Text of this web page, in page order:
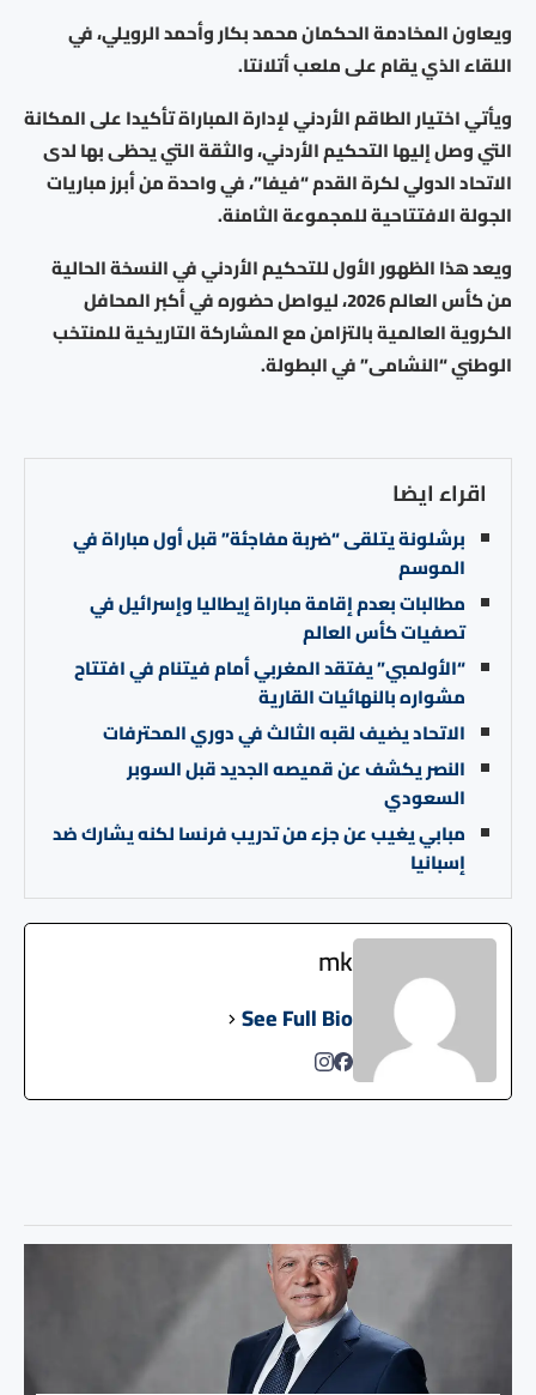
ويعاون المخادمة الحكمان محمد بكار وأحمد الرويلي، في
اللقاء الذي يقام على ملعب أتلانتا.
ويأتي اختيار الطاقم الأردني لإدارة المباراة تأكيدا على المكانة
التي وصل إليها التحكيم الأردني، والثقة التي يحظى بها لدى
الاتحاد الدولي لكرة القدم “فيفا”، في واحدة من أبرز مباريات
الجولة الافتتاحية للمجموعة الثامنة.
ويعد هذا الظهور الأول للتحكيم الأردني في النسخة الحالية
من كأس العالم 2026، ليواصل حضوره في أكبر المحافل
الكروية العالمية بالتزامن مع المشاركة التاريخية للمنتخب
الوطني “النشامى” في البطولة.
اقراء ايضا
برشلونة يتلقى “ضربة مفاجئة” قبل أول مباراة في
الموسم
مطالبات بعدم إقامة مباراة إيطاليا وإسرائيل في
تصفيات كأس العالم
“الأولمبي” يفتقد المغربي أمام فيتنام في افتتاح
مشواره بالنهائيات القارية
الاتحاد يضيف لقبه الثالث في دوري المحترفات
النصر يكشف عن قميصه الجديد قبل السوبر
السعودي
مبابي يغيب عن جزء من تدريب فرنسا لكنه يشارك ضد
إسبانيا
mk
See Full Bio